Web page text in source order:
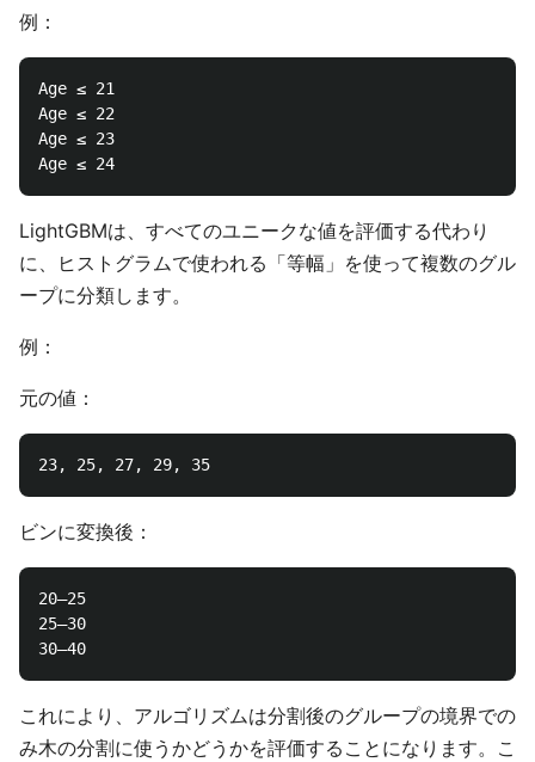
例：
Age ≤ 21
Age ≤ 22
Age ≤ 23
LightGBMは、すべてのユニークな値を評価する代わり
に、ヒストグラムで使われる「等幅」を使って複数のグル
ープに分類します。
例：
元の値：
ビンに変換後：
20–25
25–30
これにより、アルゴリズムは分割後のグループの境界での
み木の分割に使うかどうかを評価することになります。こ